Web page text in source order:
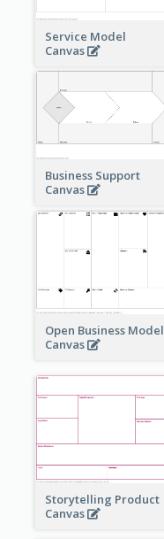
Service Model
Canvas
Business Support
Canvas
Open Business Model
Canvas
Storytelling Product
Canvas